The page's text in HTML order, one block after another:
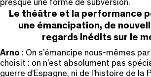
presque une forme de subversion.
Le théâtre et la performance
une émancipation, de
regards inédits sur le
Arno : On s’émancipe nous-mêmes
choisit : on n’est absolument pas
guerre d’Espagne, ni de l’histoire de la